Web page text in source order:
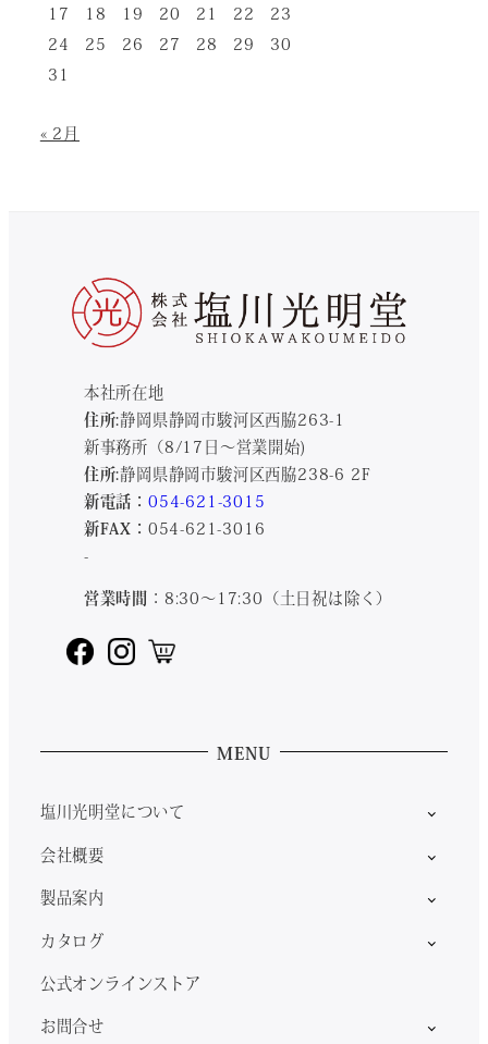
17
18 19 20 21 22
23
24
25 26 27 28 29
30
31
« 2月
本社所在地
住所:静岡県静岡市駿河区西脇263-1
新事務所（8/17日～営業開始)
住所:静岡県静岡市駿河区西脇238-6 2F
新電話： 054-621-3015
新FAX： 054-621-3016
-
営業時間 ：8:30～17:30（土日祝は除く）
MENU
塩川光明堂について
会社概要
製品案内
カタログ
公式オンラインストア
お問合せ